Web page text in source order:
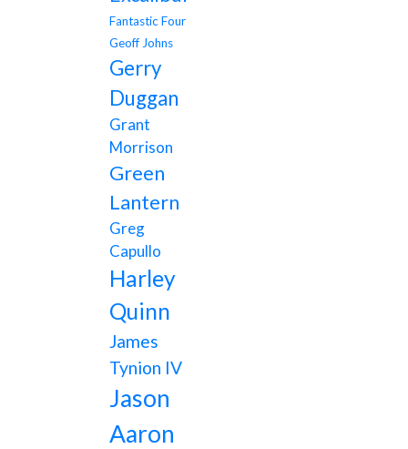
Fantastic Four
Geoff Johns
Gerry
Duggan
Grant
Morrison
Green
Lantern
Greg
Capullo
Harley
Quinn
James
Tynion IV
Jason
Aaron